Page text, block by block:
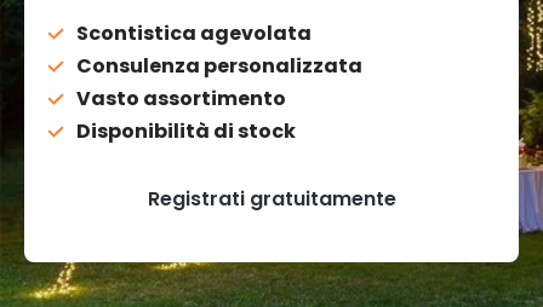
Scontistica agevolata
Consulenza personalizzata
Vasto assortimento
Disponibilità di stock
Registrati gratuitamente